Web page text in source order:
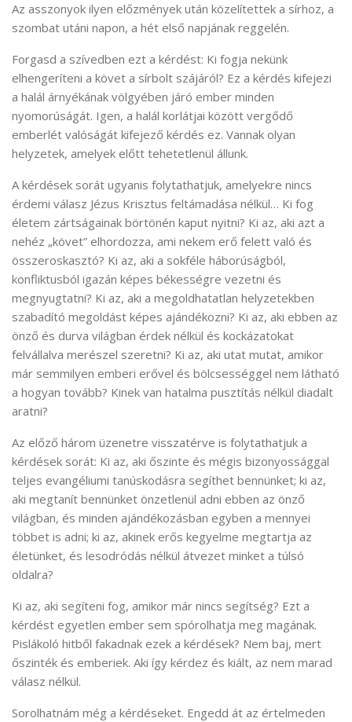
Az asszonyok ilyen előzmények után közelítettek a sírhoz, a
szombat utáni napon, a hét első napjának reggelén.
Forgasd a szívedben ezt a kérdést: Ki fogja nekünk
elhengeríteni a követ a sírbolt szájáról? Ez a kérdés kifejezi
a halál árnyékának völgyében járó ember minden
nyomorúságát. Igen, a halál korlátjai között vergődő
emberlét valóságát kifejező kérdés ez. Vannak olyan
helyzetek, amelyek előtt tehetetlenül állunk.
A kérdések sorát ugyanis folytathatjuk, amelyekre nincs
érdemi válasz Jézus Krisztus feltámadása nélkül… Ki fog
életem zártságainak börtönén kaput nyitni? Ki az, aki azt a
nehéz „követ” elhordozza, ami nekem erő felett való és
összeroskasztó? Ki az, aki a sokféle háborúságból,
konfliktusból igazán képes békességre vezetni és
megnyugtatni? Ki az, aki a megoldhatatlan helyzetekben
szabadító megoldást képes ajándékozni? Ki az, aki ebben az
önző és durva világban érdek nélkül és kockázatokat
felvállalva merészel szeretni? Ki az, aki utat mutat, amikor
már semmilyen emberi erővel és bölcsességgel nem látható
a hogyan tovább? Kinek van hatalma pusztítás nélkül diadalt
aratni?
Az előző három üzenetre visszatérve is folytathatjuk a
kérdések sorát: Ki az, aki őszinte és mégis bizonyossággal
teljes evangéliumi tanúskodásra segíthet bennünket; ki az,
aki megtanít bennünket önzetlenül adni ebben az önző
világban, és minden ajándékozásban egyben a mennyei
többet is adni; ki az, akinek erős kegyelme megtartja az
életünket, és lesodródás nélkül átvezet minket a túlsó
oldalra?
Ki az, aki segíteni fog, amikor már nincs segítség? Ezt a
kérdést egyetlen ember sem spórolhatja meg magának.
Pislákoló hitből fakadnak ezek a kérdések? Nem baj, mert
őszinték és emberiek. Aki így kérdez és kiált, az nem marad
válasz nélkül.
Sorolhatnám még a kérdéseket. Engedd át az értelmeden